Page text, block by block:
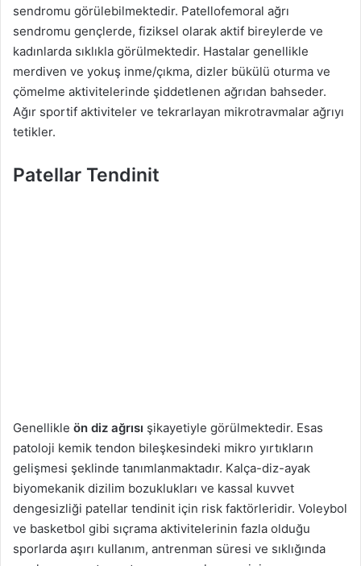
sendromu görülebilmektedir. Patellofemoral ağrı
sendromu gençlerde, fiziksel olarak aktif bireylerde ve
kadınlarda sıklıkla görülmektedir. Hastalar genellikle
merdiven ve yokuş inme/çıkma, dizler bükülü oturma ve
çömelme aktivitelerinde şiddetlenen ağrıdan bahseder.
Ağır sportif aktiviteler ve tekrarlayan mikrotravmalar ağrıyı
tetikler.
Patellar Tendinit
Genellikle ön diz ağrısı şikayetiyle görülmektedir. Esas
patoloji kemik tendon bileşkesindeki mikro yırtıkların
gelişmesi şeklinde tanımlanmaktadır. Kalça-diz-ayak
biyomekanik dizilim bozuklukları ve kassal kuvvet
dengesizliği patellar tendinit için risk faktörleridir. Voleybol
ve basketbol gibi sıçrama aktivitelerinin fazla olduğu
sporlarda aşırı kullanım, antrenman süresi ve sıklığında